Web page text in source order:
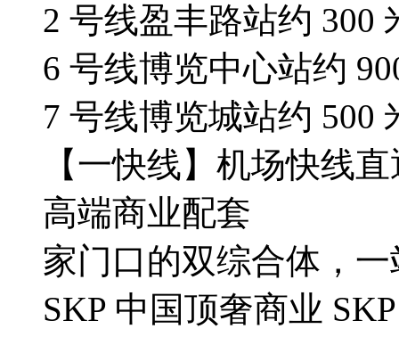
2 号线盈丰路站约 300
6 号线博览中心站约
7 号线博览城站约 500
【一快线】机场快线
高端商业配套
家门口的双综合体，
SKP 中国顶奢商业